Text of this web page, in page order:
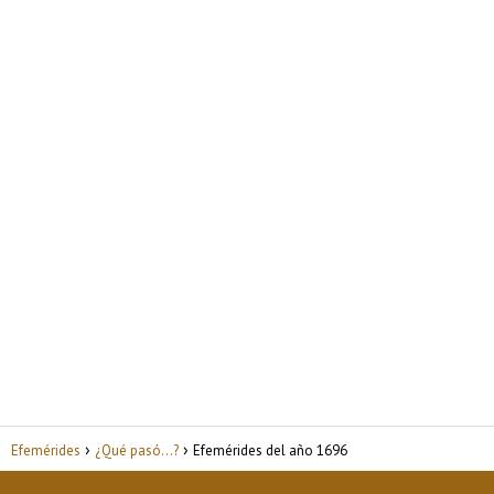
Efemérides ¿Qué pasó...? Efemérides del año 1696